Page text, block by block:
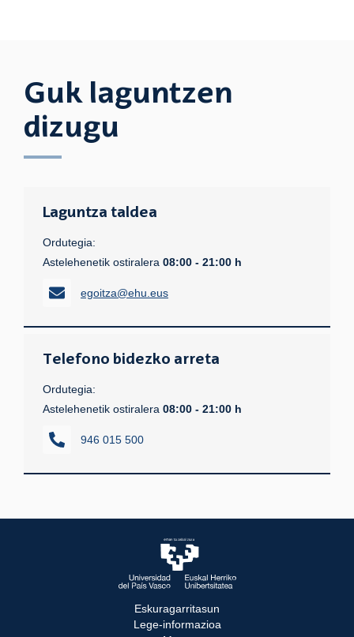
Guk laguntzen
dizugu
Laguntza taldea
Ordutegia:
Astelehenetik ostiralera 08:00 - 21:00 h
egoitza@ehu.eus
Telefono bidezko arreta
Ordutegia:
Astelehenetik ostiralera 08:00 - 21:00 h
946 015 500
Eskuragarritasun
Lege-informazioa